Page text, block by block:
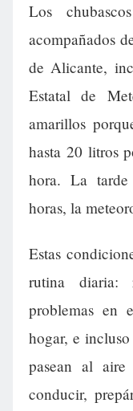
Los
acompañados
de Alicante,
Estatal de
amarillos
hasta 20 litros
hora. La tarde
horas, la
Estas
rutina diaria:
problemas en
hogar, e
pasean al
conducir,